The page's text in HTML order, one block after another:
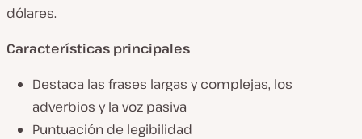
dólares.
Características principales
Destaca las frases largas y complejas, los
adverbios y la voz pasiva
Puntuación de legibilidad